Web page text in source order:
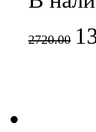
2720.00